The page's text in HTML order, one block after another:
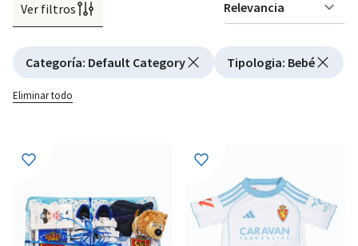
Ver filtros
Active filtering
Categoría: Default Category Tipologia: Bebé
Eliminar todo